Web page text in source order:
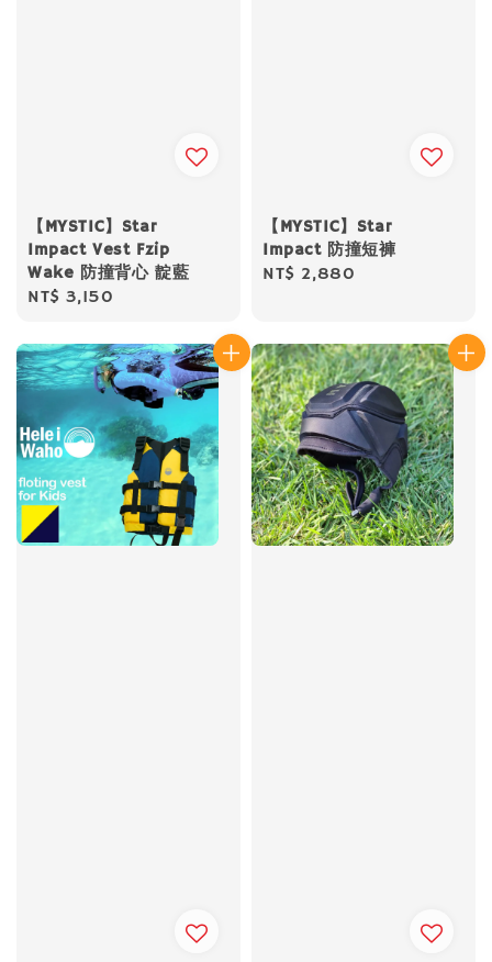
【MYSTIC】Star
Impact Vest Fzip
Wake 防撞背心 靛藍
Regular
NT$ 3,150
【MYSTIC】Star
Impact 防撞短褲
Regular
NT$ 2,880